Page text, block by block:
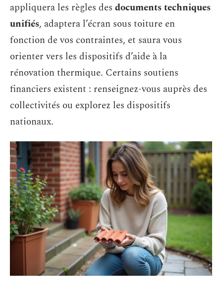
appliquera les règles des documents techniques
unifiés, adaptera l’écran sous toiture en
fonction de vos contraintes, et saura vous
orienter vers les dispositifs d’aide à la
rénovation thermique. Certains soutiens
financiers existent : renseignez-vous auprès des
collectivités ou explorez les dispositifs
nationaux.